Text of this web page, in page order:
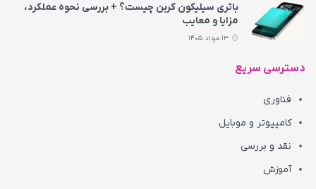
باتری سیلیکون کربن چیست؟ + بررسی نحوه عملکرد،
مزایا و معایب
دسترسی سریع
فناوری
کامپیوتر و موبایل
نقد و بررسی
آموزش